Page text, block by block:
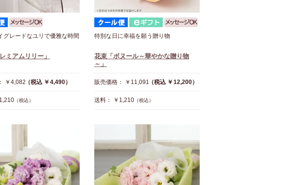
グレードなユリで優雅な時間
ミアムリリー」
￥4,082（税込 ￥4,490）
（税込）
特別な日に幸福を願う贈り物
花束「ボヌール～華やかな贈り物
～」
販売価格： ￥11,091（税込 ￥12,200）
送料： ￥1,210 （税込）